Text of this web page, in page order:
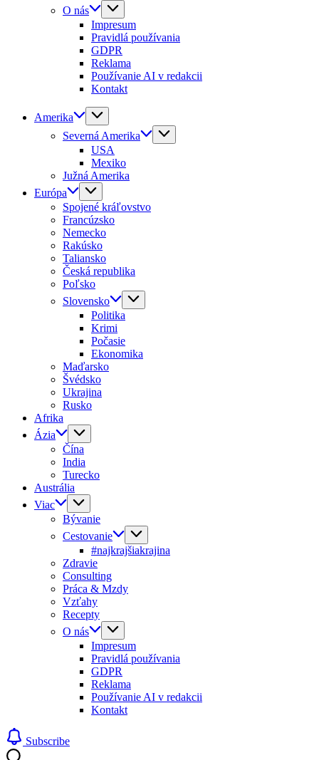
O nás
Impresum
Pravidlá používania
GDPR
Reklama
Používanie AI v redakcii
Kontakt
Amerika
Severná Amerika
USA
Mexiko
Južná Amerika
Európa
Spojené kráľovstvo
Francúzsko
Nemecko
Rakúsko
Taliansko
Česká republika
Poľsko
Slovensko
Politika
Krimi
Počasie
Ekonomika
Maďarsko
Švédsko
Ukrajina
Rusko
Afrika
Ázia
Čína
India
Turecko
Austrália
Viac
Bývanie
Cestovanie
#najkrajšiakrajina
Zdravie
Consulting
Práca & Mzdy
Vzťahy
Recepty
O nás
Impresum
Pravidlá používania
GDPR
Reklama
Používanie AI v redakcii
Kontakt
Subscribe